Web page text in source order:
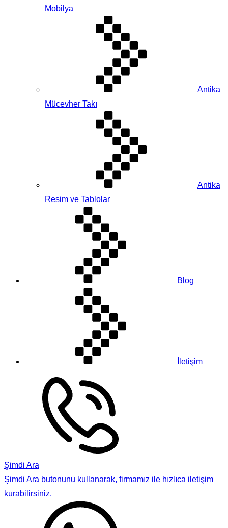
Mobilya
Antika
Mücevher Takı
Antika
Resim ve Tablolar
Blog
İletişim
Şimdi Ara
Şimdi Ara butonunu kullanarak, firmamız ile hızlıca iletişim
kurabilirsiniz.